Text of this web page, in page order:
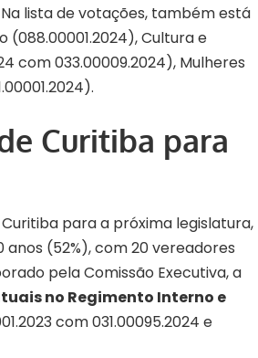
lista de votações, também está
(088.00001.2024), Cultura e
com033.00009.2024), Mulheres
).
Curitiba para
para a próxima legislatura,
(52%), com 20 vereadores
pela Comissão Executiva, a
no Regimento Interno e
com031.00095.2024 e